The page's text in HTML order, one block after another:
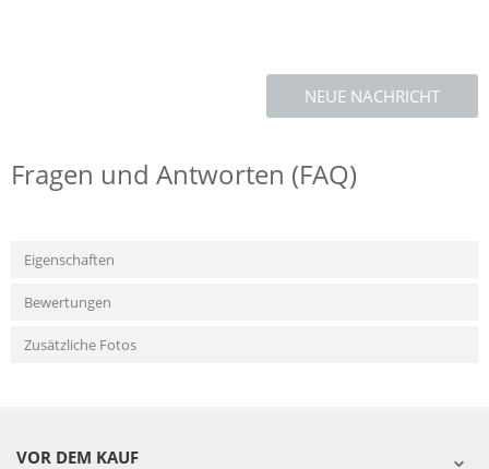
NEUE NACHRICHT
Fragen und Antworten (FAQ)
Eigenschaften
Bewertungen
Zusätzliche Fotos
VOR DEM KAUF